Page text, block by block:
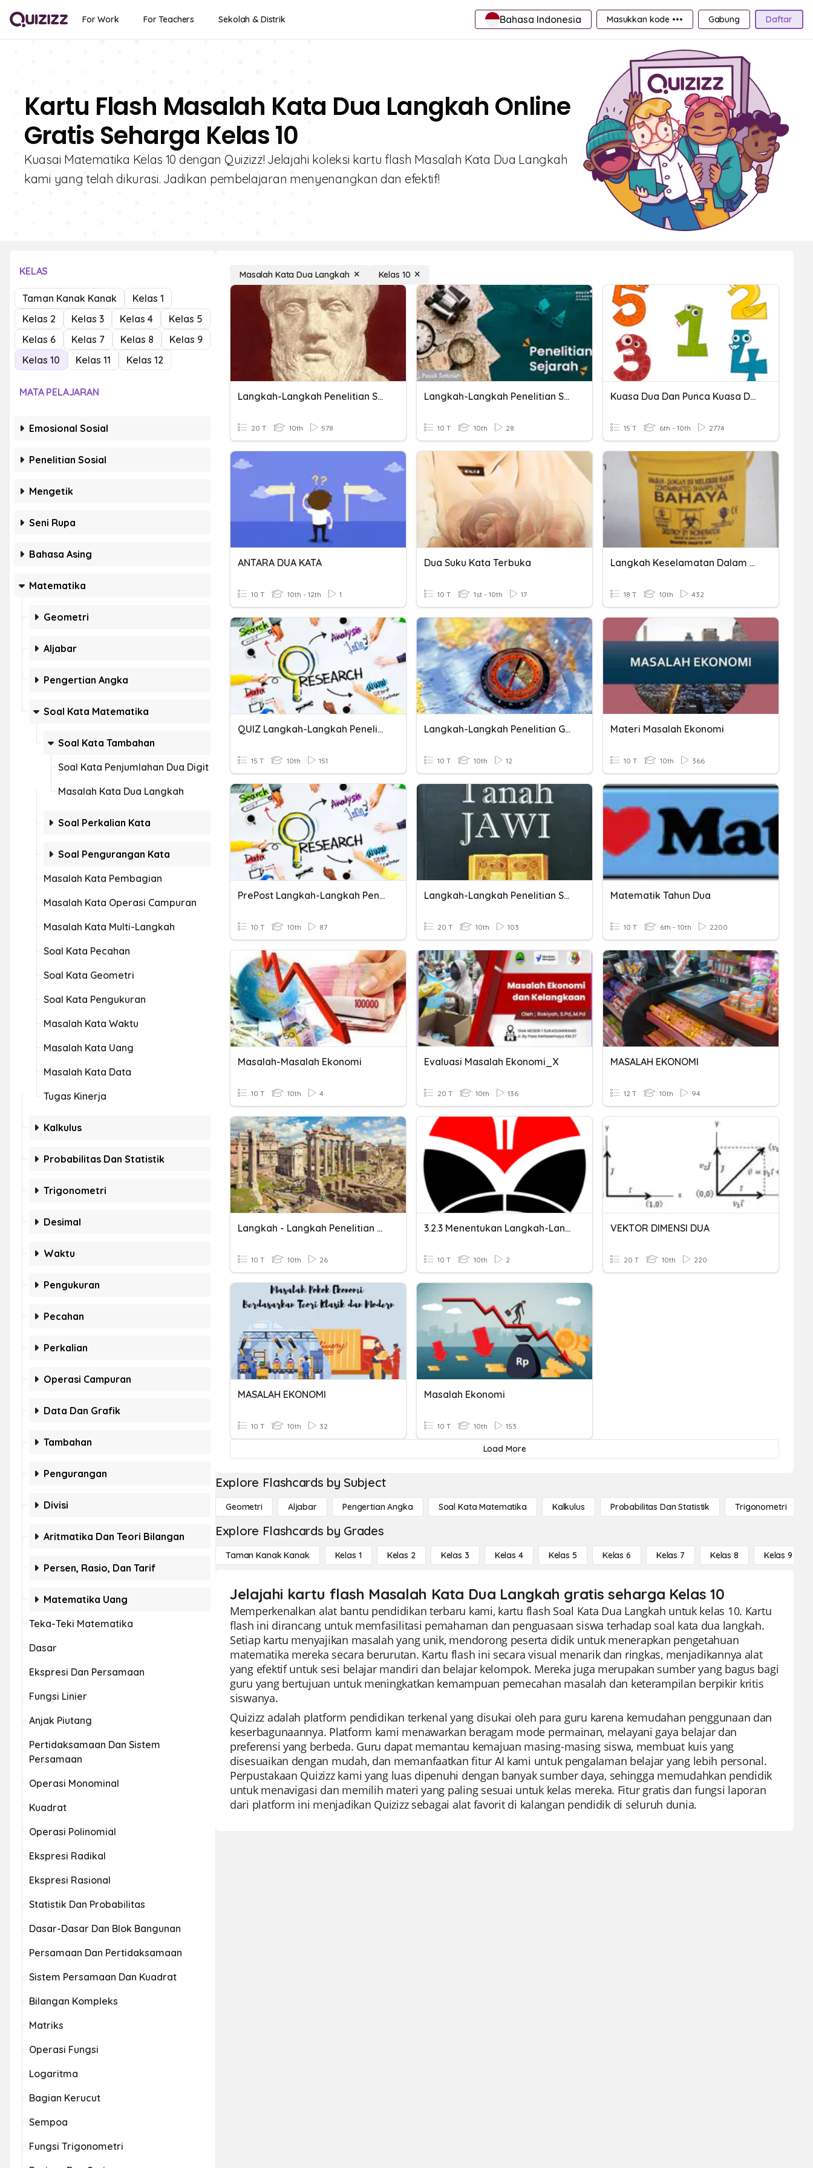
For Work For Teachers Sekolah & Distrik Bahasa Indonesia Masukkan kode ••• Gabung Daftar
Kartu Flash Masalah Kata Dua Langkah Online
Gratis Seharga Kelas 10
Kuasai Matematika Kelas 10 dengan Quizizz! Jelajahi koleksi kartu flash Masalah Kata Dua Langkah
kami yang telah dikurasi. Jadikan pembelajaran menyenangkan dan efektif!
KELAS
Taman Kanak Kanak
Kelas 1
Kelas 2
Kelas 3 Kelas 4
Kelas 5
Kelas 6
Kelas 7 Kelas 8
Kelas 9
Kelas 10
Kelas 11 Kelas 12
MATA PELAJARAN
Emosional Sosial
Penelitian Sosial
Mengetik
Seni Rupa
Bahasa Asing
Matematika
Geometri
Aljabar
Pengertian Angka
Soal Kata Matematika
Soal Kata Tambahan
Soal Kata Penjumlahan Dua Digit
Masalah Kata Dua Langkah
Soal Perkalian Kata
Soal Pengurangan Kata
Masalah Kata Pembagian
Masalah Kata Operasi Campuran
Masalah Kata Multi-Langkah
Soal Kata Pecahan
Soal Kata Geometri
Soal Kata Pengukuran
Masalah Kata Waktu
Masalah Kata Uang
Masalah Kata Data
Tugas Kinerja
Kalkulus
Probabilitas Dan Statistik
Trigonometri
Desimal
Waktu
Pengukuran
Pecahan
Perkalian
Operasi Campuran
Data Dan Grafik
Tambahan
Pengurangan
Divisi
Aritmatika Dan Teori Bilangan
Persen, Rasio, Dan Tarif
Matematika Uang
Teka-Teki Matematika
Dasar
Ekspresi Dan Persamaan
Fungsi Linier
Anjak Piutang
Pertidaksamaan Dan Sistem
Persamaan
Operasi Monominal
Kuadrat
Operasi Polinomial
Ekspresi Radikal
Ekspresi Rasional
Statistik Dan Probabilitas
Dasar-Dasar Dan Blok Bangunan
Persamaan Dan Pertidaksamaan
Sistem Persamaan Dan Kuadrat
Bilangan Kompleks
Matriks
Operasi Fungsi
Logaritma
Bagian Kerucut
Sempoa
Fungsi Trigonometri
Masalah Kata Dua Langkah Kelas 10
Langkah-Langkah Penelitian Sejarah
20 T 10th 578
Langkah-Langkah Penelitian Sejarah
10 T 10th 28
Kuasa Dua Dan Punca Kuasa Dua
15 T 6th - 10th 2774
ANTARA DUA KATA
10 T 10th - 12th 1
Dua Suku Kata Terbuka
10 T 1st - 10th 17
Langkah Keselamatan Dalam Makmal
18 T 10th 432
QUIZ Langkah-Langkah Penelitian Geografi
15 T 10th 151
Langkah-Langkah Penelitian Geografi
10 T 10th 12
Materi Masalah Ekonomi
10 T 10th 366
PrePost Langkah-Langkah Penelitian Geografi
10 T 10th 87
Langkah-Langkah Penelitian Sejarah Dan Historiografi
20 T 10th 103
Matematik Tahun Dua
10 T 6th - 10th 2200
Masalah-Masalah Ekonomi
10 T 10th 4
Evaluasi Masalah Ekonomi_X
20 T 10th 136
MASALAH EKONOMI
12 T 10th 94
Langkah - Langkah Penelitian Dan Penulisan Sejarah
10 T 10th 26
3.2.3 Menentukan Langkah-Langkah Perakitan Komputer
10 T 10th 2
VEKTOR DIMENSI DUA
20 T 10th 220
MASALAH EKONOMI
10 T 10th 32
Masalah Ekonomi
10 T 10th 153
Load More
Explore Flashcards by Subject
Geometri Aljabar Pengertian Angka Soal Kata Matematika Kalkulus Probabilitas Dan Statistik Trigonometri
Explore Flashcards by Grades
Taman Kanak Kanak Kelas 1 Kelas 2 Kelas 3 Kelas 4 Kelas 5 Kelas 6 Kelas 7 Kelas 8 Kelas 9
Jelajahi kartu flash Masalah Kata Dua Langkah gratis seharga Kelas 10
Memperkenalkan alat bantu pendidikan terbaru kami, kartu flash Soal Kata Dua Langkah untuk kelas 10. Kartu
flash ini dirancang untuk memfasilitasi pemahaman dan penguasaan siswa terhadap soal kata dua langkah.
Setiap kartu menyajikan masalah yang unik, mendorong peserta didik untuk menerapkan pengetahuan
matematika mereka secara berurutan. Kartu flash ini secara visual menarik dan ringkas, menjadikannya alat
yang efektif untuk sesi belajar mandiri dan belajar kelompok. Mereka juga merupakan sumber yang bagus bagi
guru yang bertujuan untuk meningkatkan kemampuan pemecahan masalah dan keterampilan berpikir kritis
siswanya.
Quizizz adalah platform pendidikan terkenal yang disukai oleh para guru karena kemudahan penggunaan dan
keserbagunaannya. Platform kami menawarkan beragam mode permainan, melayani gaya belajar dan
preferensi yang berbeda. Guru dapat memantau kemajuan masing-masing siswa, membuat kuis yang
disesuaikan dengan mudah, dan memanfaatkan fitur AI kami untuk pengalaman belajar yang lebih personal.
Perpustakaan Quizizz kami yang luas dipenuhi dengan banyak sumber daya, sehingga memudahkan pendidik
untuk menavigasi dan memilih materi yang paling sesuai untuk kelas mereka. Fitur gratis dan fungsi laporan
dari platform ini menjadikan Quizizz sebagai alat favorit di kalangan pendidik di seluruh dunia.